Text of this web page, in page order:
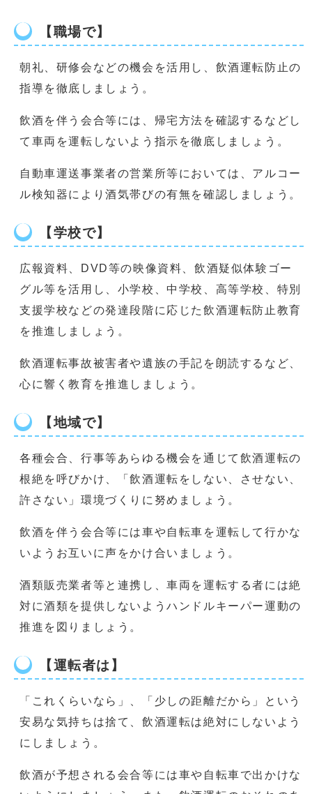
【職場で】
朝礼、研修会などの機会を活用し、飲酒運転防止の
指導を徹底しましょう。
飲酒を伴う会合等には、帰宅方法を確認するなどし
て車両を運転しないよう指示を徹底しましょう。
自動車運送事業者の営業所等においては、アルコー
ル検知器により酒気帯びの有無を確認しましょう。
【学校で】
広報資料、DVD等の映像資料、飲酒疑似体験ゴー
グル等を活用し、小学校、中学校、高等学校、特別
支援学校などの発達段階に応じた飲酒運転防止教育
を推進しましょう。
飲酒運転事故被害者や遺族の手記を朗読するなど、
心に響く教育を推進しましょう。
【地域で】
各種会合、行事等あらゆる機会を通じて飲酒運転の
根絶を呼びかけ、「飲酒運転をしない、させない、
許さない」環境づくりに努めましょう。
飲酒を伴う会合等には車や自転車を運転して行かな
いようお互いに声をかけ合いましょう。
酒類販売業者等と連携し、車両を運転する者には絶
対に酒類を提供しないようハンドルキーパー運動の
推進を図りましょう。
【運転者は】
「これくらいなら」、「少しの距離だから」という
安易な気持ちは捨て、飲酒運転は絶対にしないよう
にしましょう。
飲酒が予想される会合等には車や自転車で出かけな